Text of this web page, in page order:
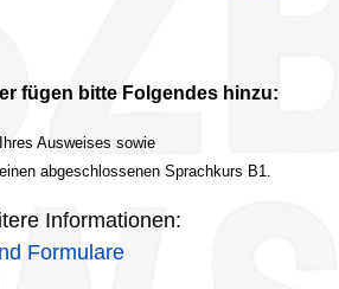
fügen bitte Folgendes hinzu:
Ausweises sowie
abgeschlossenen Sprachkurs B1.
Informationen:
Formulare